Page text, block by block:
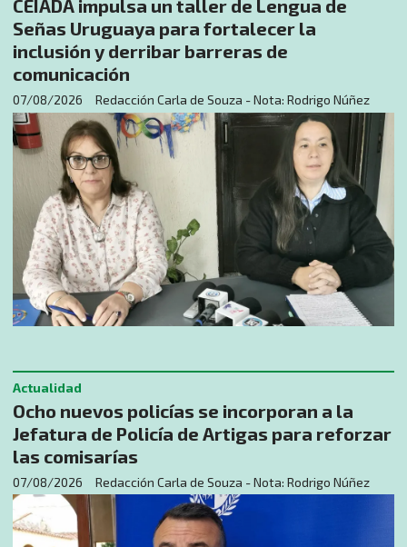
CEIADA impulsa un taller de Lengua de
Señas Uruguaya para fortalecer la
inclusión y derribar barreras de
comunicación
Redacción Carla de Souza - Nota: Rodrigo Núñez
07/08/2026
Ocho nuevos policías se incorporan a la
Jefatura de Policía de Artigas para reforzar
las comisarías
Redacción Carla de Souza - Nota: Rodrigo Núñez
Actualidad
07/08/2026